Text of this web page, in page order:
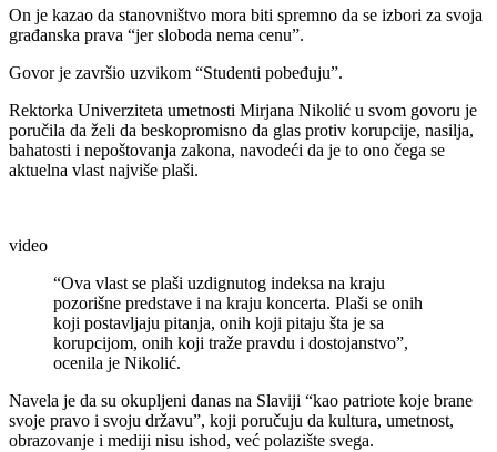
On je kazao da stanovništvo mora biti spremno da se izbori za svoja
građanska prava “jer sloboda nema cenu”.
Govor je završio uzvikom “Studenti pobeđuju”.
Rektorka Univerziteta umetnosti Mirjana Nikolić u svom govoru je
poručila da želi da beskopromisno da glas protiv korupcije, nasilja,
bahatosti i nepoštovanja zakona, navodeći da je to ono čega se
aktuelna vlast najviše plaši.
video
“Ova vlast se plaši uzdignutog indeksa na kraju
pozorišne predstave i na kraju koncerta. Plaši se onih
koji postavljaju pitanja, onih koji pitaju šta je sa
korupcijom, onih koji traže pravdu i dostojanstvo”,
ocenila je Nikolić.
Navela je da su okupljeni danas na Slaviji “kao patriote koje brane
svoje pravo i svoju državu”, koji poručuju da kultura, umetnost,
obrazovanje i mediji nisu ishod, već polazište svega.